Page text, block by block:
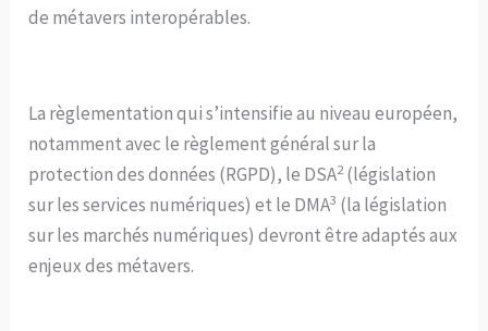
de métavers interopérables.
La règlementation qui s’intensifie au niveau européen,
notamment avec le règlement général sur la
protection des données (RGPD), le DSA2(législation
sur les services numériques) et le DMA3 (la législation
sur les marchés numériques) devront être adaptés aux
enjeux des métavers.